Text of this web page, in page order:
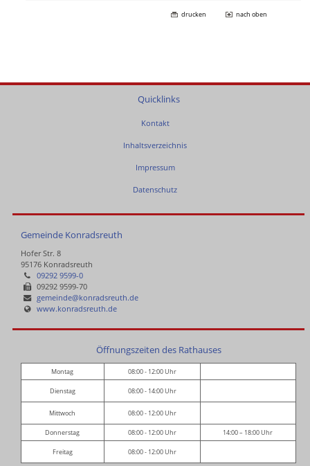
drucken nach oben
Quicklinks
Kontakt
Inhaltsverzeichnis
Impressum
Datenschutz
Gemeinde Konradsreuth
Hofer Str. 8
95176 Konradsreuth
09292 9599-0
09292 9599-70
gemeinde@konradsreuth.de
www.konradsreuth.de
Öffnungszeiten des Rathauses
Montag 08:00 - 12:00 Uhr
Dienstag 08:00 - 14:00 Uhr
Mittwoch 08:00 - 12:00 Uhr
Donnerstag 08:00 - 12:00 Uhr 14:00 – 18:00 Uhr
Freitag 08:00 - 12:00 Uhr